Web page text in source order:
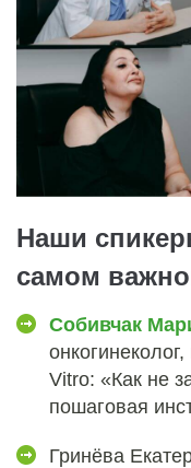
Наши
самом
Собивчак
Vitro: «Как не
пошаговая
Гринёва